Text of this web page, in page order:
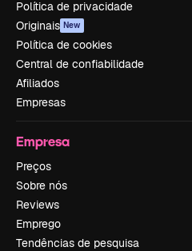
Política de privacidade
Originais New
Política de cookies
Central de confiabilidade
Afiliados
Empresas
Empresa
Preços
Sobre nós
Reviews
Emprego
Tendências de pesquisa